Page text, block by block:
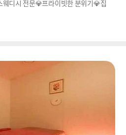
디시 전문💎프라이빗한 분위기💎집